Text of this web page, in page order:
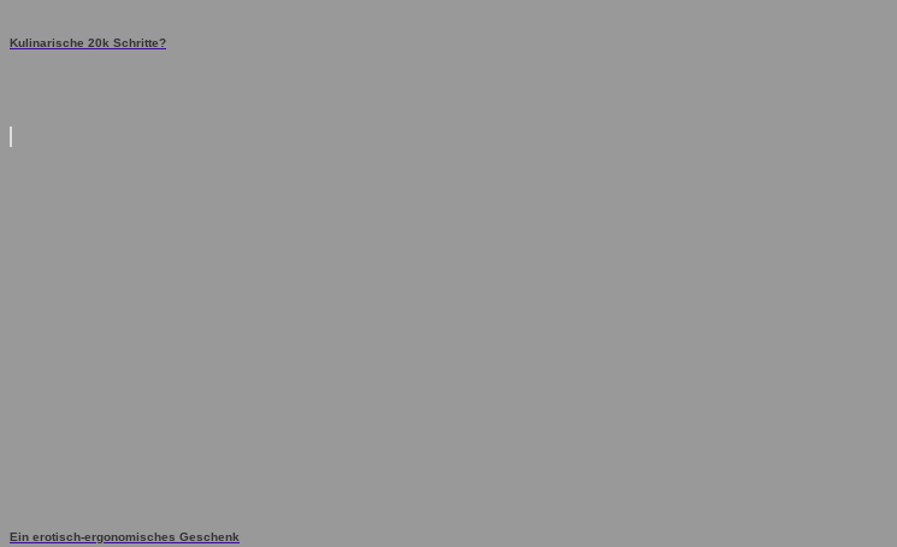
Kulinarische 20k Schritte?
Ein erotisch-ergonomisches Geschenk